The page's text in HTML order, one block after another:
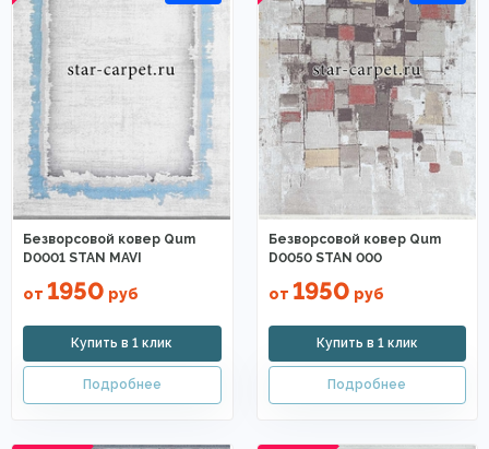
Безворсовой ковер Qum
D0001 STAN MAVI
от 1950 руб
Безворсовой ковер Qum
D0050 STAN 000
от 1950 руб